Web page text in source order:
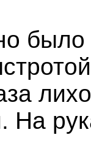
было
На